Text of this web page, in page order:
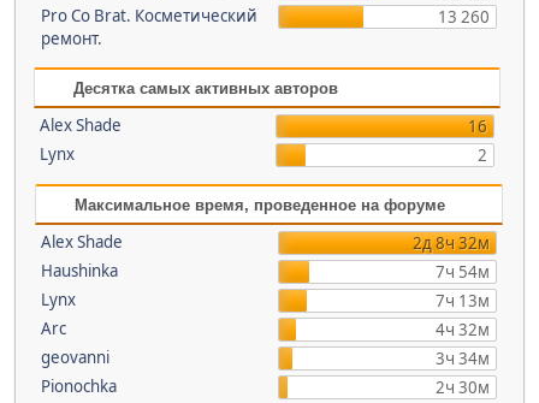
Pro Co Brat. Косметический
ремонт.
13 260
Десятка самых активных авторов
Alex Shade
16
Lynx
2
Максимальное время, проведенное на форуме
Alex Shade
2д 8ч 32м
Haushinka
7ч 54м
Lynx
7ч 13м
Arc
4ч 32м
geovanni
3ч 34м
Pionochka
2ч 30м